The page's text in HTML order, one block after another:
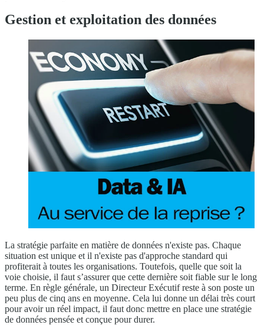
Gestion et exploitation des données
La stratégie parfaite en matière de données n'existe pas. Chaque
situation est unique et il n'existe pas d'approche standard qui
profiterait à toutes les organisations. Toutefois, quelle que soit la
voie choisie, il faut s’assurer que cette dernière soit fiable sur le long
terme. En règle générale, un Directeur Exécutif reste à son poste un
peu plus de cinq ans en moyenne. Cela lui donne un délai très court
pour avoir un réel impact, il faut donc mettre en place une stratégie
de données pensée et conçue pour durer.